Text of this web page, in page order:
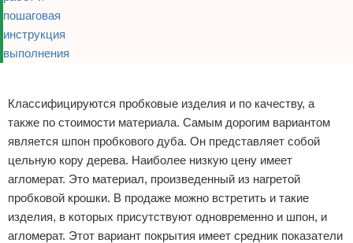
Классифицируются пробковые изделия и по качеству, а
также по стоимости материала. Самым дорогим вариантом
является шпон пробкового дуба. Он представляет собой
цельную кору дерева. Наиболее низкую цену имеет
агломерат. Это материал, произведенный из нагретой
пробковой крошки. В продаже можно встретить и такие
изделия, в которых присутствуют одновременно и шпон, и
агломерат. Этот вариант покрытия имеет средник показатели